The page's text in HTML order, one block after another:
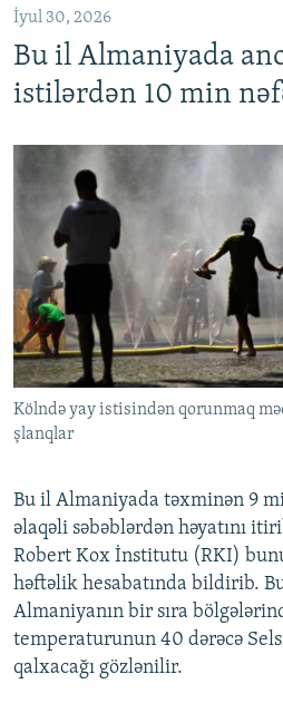
İyul 30, 2026
Bu il Almaniyada
istilərdən 10 min
Kölndə yay istisindən qorunmaq
şlanqlar
Bu il Almaniyada təxminən 9
əlaqəli səbəblərdən həyatını
Robert Kox İnstitutu (RKI)
həftəlik hesabatında bildirib.
Almaniyanın bir sıra
temperaturunun 40 dərəcə
qalxacağı gözlənilir.